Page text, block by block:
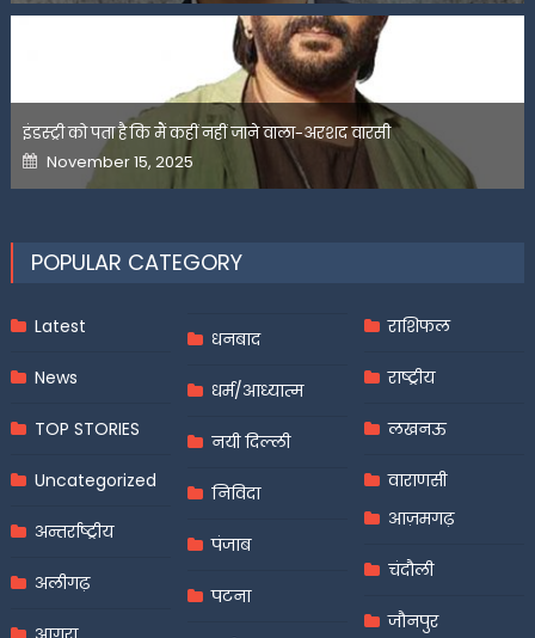
इंडस्ट्री को पता है कि मैं कहीं नहीं जाने वाला-अरशद वारसी
Posted
on
November 15, 2025
POPULAR CATEGORY
Latest
News
TOP STORIES
Uncategorized
अन्तर्राष्ट्रीय
अलीगढ़
धनबाद
धर्म/आध्यात्म
नयी दिल्ली
निविदा
पंजाब
पटना
राशिफल
राष्ट्रीय
लखनऊ
वाराणसी
आज़मगढ़
चंदौली
जौनपुर